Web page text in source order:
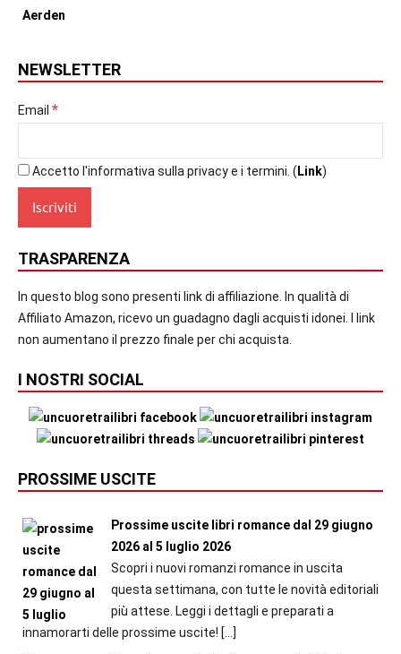
NEWSLETTER
Email *
Accetto l'informativa sulla privacy e i termini. (Link)
TRASPARENZA
In questo blog sono presenti link di affiliazione. In qualità di
Affiliato Amazon, ricevo un guadagno dagli acquisti idonei. I link
non aumentano il prezzo finale per chi acquista.
I NOSTRI SOCIAL
PROSSIME USCITE
Prossime uscite libri romance dal 29 giugno
2026 al 5 luglio 2026
Scopri i nuovi romanzi romance in uscita
questa settimana, con tutte le novità editoriali
più attese. Leggi i dettagli e preparati a
innamorarti delle prossime uscite! […]